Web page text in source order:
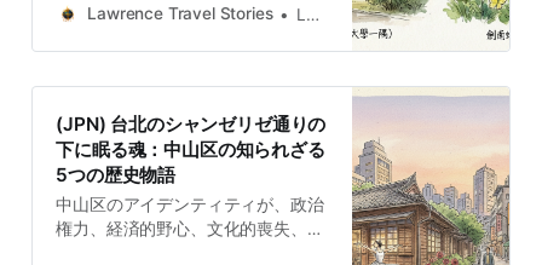
dans son identité future. Les récits
Lawrence Travel Stories Lawrence
(JPN) 台北のシャンゼリゼ通りの
下に眠る魂：中山区の知られざる
5つの歴史物語
中山区のアイデンティティが、政治
権力、経済的野心、文化的喪失、そ